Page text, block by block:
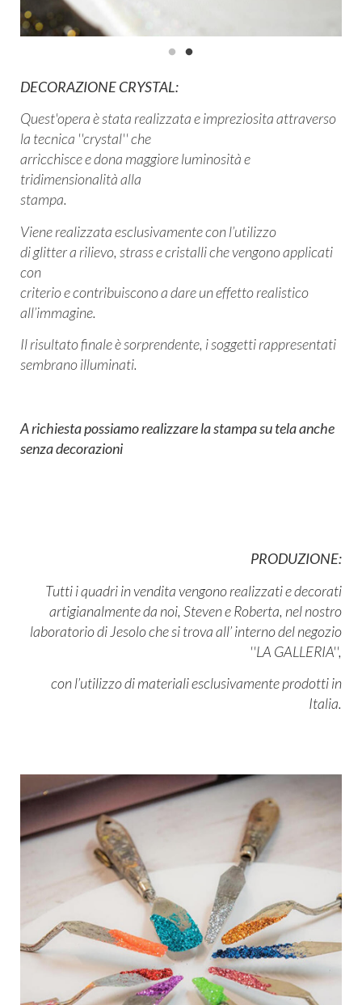
DECORAZIONE CRYSTAL:
Quest'opera è stata realizzata e impreziosita attraverso
la tecnica ''crystal'' che
arricchisce e dona maggiore luminosità e
tridimensionalità alla
stampa.
Viene realizzata esclusivamente con l’utilizzo
di glitter a rilievo, strass e cristalli che vengono applicati
con
criterio e contribuiscono a dare un effetto realistico
all’immagine.
Il risultato finale è sorprendente, i soggetti rappresentati
sembrano illuminati.
A richiesta possiamo realizzare la stampa su tela anche
senza decorazioni
PRODUZIONE:
Tutti i quadri in vendita vengono realizzati e decorati
artigianalmente da noi, Steven e Roberta, nel nostro
laboratorio di Jesolo che si trova all’ interno del negozio
''LA GALLERIA'',
con l’utilizzo di materiali esclusivamente prodotti in
Italia.